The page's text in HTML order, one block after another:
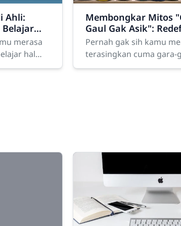
Ahli:
Belajar
merasa
hal
belajar
Membongkar Mitos
Gaul Gak Asik":
Keren bagi Remaja
Modern
Pernah gak sih kamu
terasingkan cuma gara-
gak ikut nongkrong di